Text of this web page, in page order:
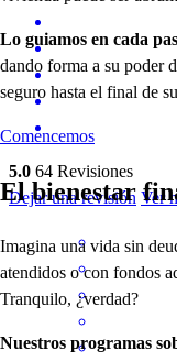
Lo guiamos en cada
dando forma a su poder
seguro hasta el final de
Comencemos
El bienestar
Imagina una vida sin
atendidos o con fondos
Tranquilo, ¿verdad?
Nuestros programas
5.0 64 Revisiones
Dejar una revisión Ver